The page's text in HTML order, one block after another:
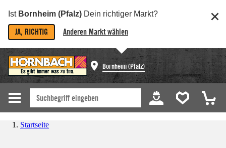
Ist Bornheim (Pfalz) Dein richtiger Markt?
JA, RICHTIG Anderen Markt wählen
Bornheim (Pfalz)
Startseite